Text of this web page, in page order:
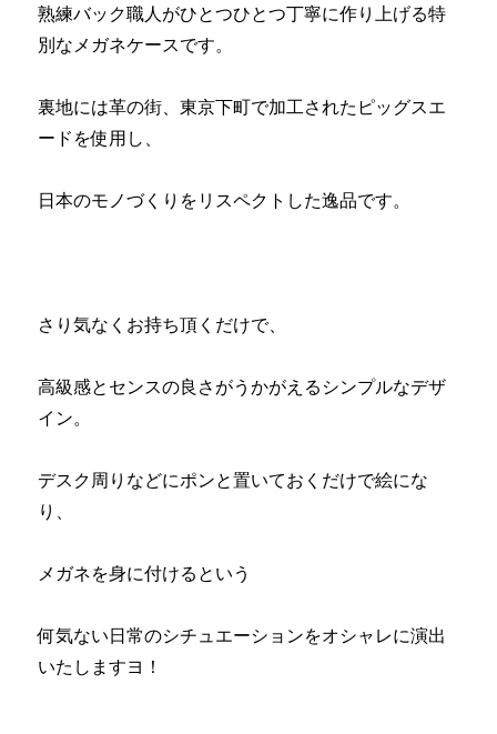
熟練バック職人がひとつひとつ丁寧に作り上げる特
別なメガネケースです。
裏地には革の街、東京下町で加工されたピッグスエ
ードを使用し、
日本のモノづくりをリスペクトした逸品です。
さり気なくお持ち頂くだけで、
高級感とセンスの良さがうかがえるシンプルなデザ
イン。
デスク周りなどにポンと置いておくだけで絵にな
り、
メガネを身に付けるという
何気ない日常のシチュエーションをオシャレに演出
いたしますヨ！